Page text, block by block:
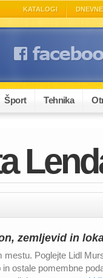
KATALOGI
Šport Tehnika
zemljevid in
Poglejte Lidl
ostale pomembne